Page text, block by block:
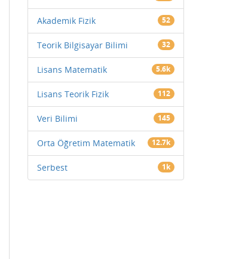
Akademik Fizik 52
Teorik Bilgisayar Bilimi 32
Lisans Matematik 5.6k
Lisans Teorik Fizik 112
Veri Bilimi 145
Orta Öğretim Matematik 12.7k
Serbest 1k